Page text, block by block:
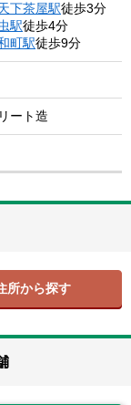
下茶屋駅徒歩3分
駅徒歩4分
町駅徒歩9分
ート造
所から探す